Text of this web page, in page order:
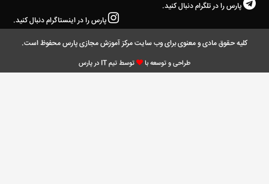
پارس را در تلگرام دنبال کنید.
پارس را در اینستاگرام دنبال کنید.
کلیه حقوق مادی و معنوی برای وب سایت مرکز آموزش مجازی پارس محفوظ است.
طراحی و توسعه با توسط تیم IT در پارس